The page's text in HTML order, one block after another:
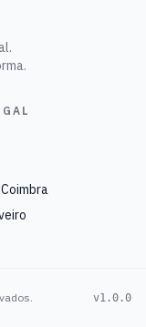
v1.0.0